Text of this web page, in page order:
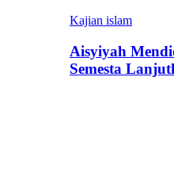
Kajian islam
Aisyiyah
Semesta